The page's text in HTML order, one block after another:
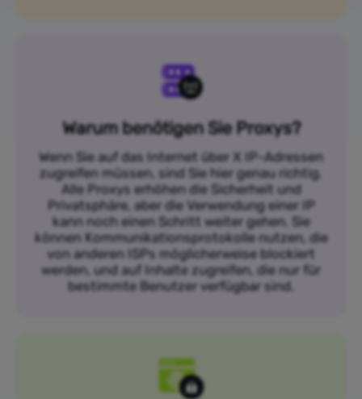
Warum benötigen Sie Proxys?
Wenn Sie auf das Internet über X IP-Adressen
zugreifen müssen, sind Sie hier genau richtig.
Alle Proxys erhöhen die Sicherheit und
Privatsphäre, aber die Verwendung einer IP
kann noch einen Schritt weiter gehen. Sie
können Kommunikationsprotokolle nutzen, die
von anderen ISPs möglicherweise blockiert
werden, und auf Inhalte zugreifen, die nur für
bestimmte Benutzer verfügbar sind.